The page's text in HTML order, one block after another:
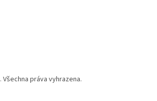
. Všechna práva vyhrazena.